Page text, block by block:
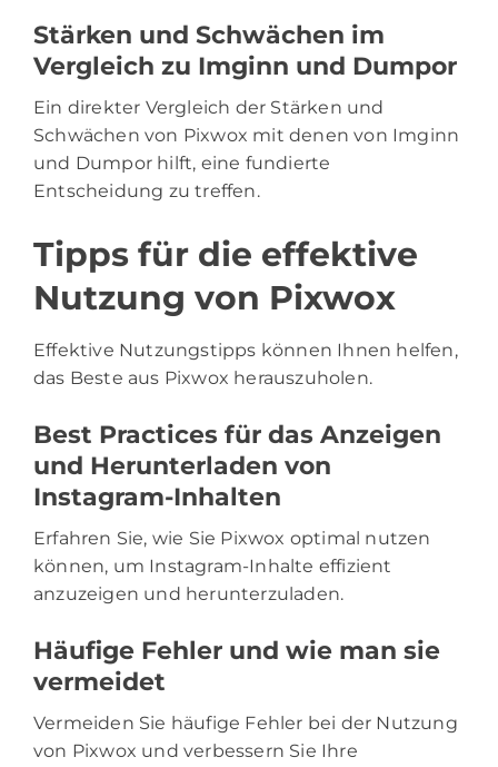
Stärken und Schwächen im
Vergleich zu Imginn und Dumpor
Ein direkter Vergleich der Stärken und
Schwächen von Pixwox mit denen von Imginn
und Dumpor hilft, eine fundierte
Entscheidung zu treffen.
Tipps für die effektive
Nutzung von Pixwox
Effektive Nutzungstipps können Ihnen helfen,
das Beste aus Pixwox herauszuholen.
Best Practices für das Anzeigen
und Herunterladen von
Instagram-Inhalten
Erfahren Sie, wie Sie Pixwox optimal nutzen
können, um Instagram-Inhalte effizient
anzuzeigen und herunterzuladen.
Häufige Fehler und wie man sie
vermeidet
Vermeiden Sie häufige Fehler bei der Nutzung
von Pixwox und verbessern Sie Ihre